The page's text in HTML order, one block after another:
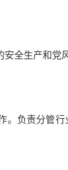
全生产和党
。负责分管行